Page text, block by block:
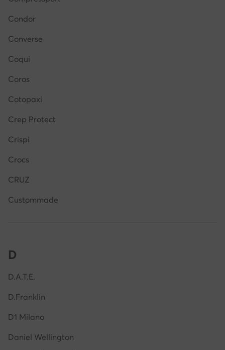
Condor
Converse
Coqui
Coros
Cotopaxi
Crep Protect
Crispi
Crocs
CRUZ
Custommade
D
D.A.T.E.
D.Franklin
D1 Milano
Daniel Wellington